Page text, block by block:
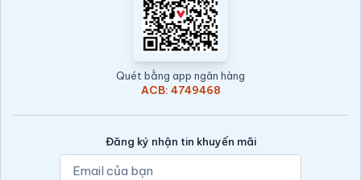
Quét bằng app ngân hàng
ACB: 4749468
Đăng ký nhận tin khuyến mãi